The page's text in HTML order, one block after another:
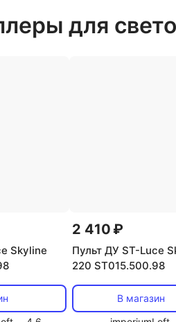
для
Skyline
2 410 ₽
Пульт ДУ ST-Luce
220 ST015.500.98
В магазин